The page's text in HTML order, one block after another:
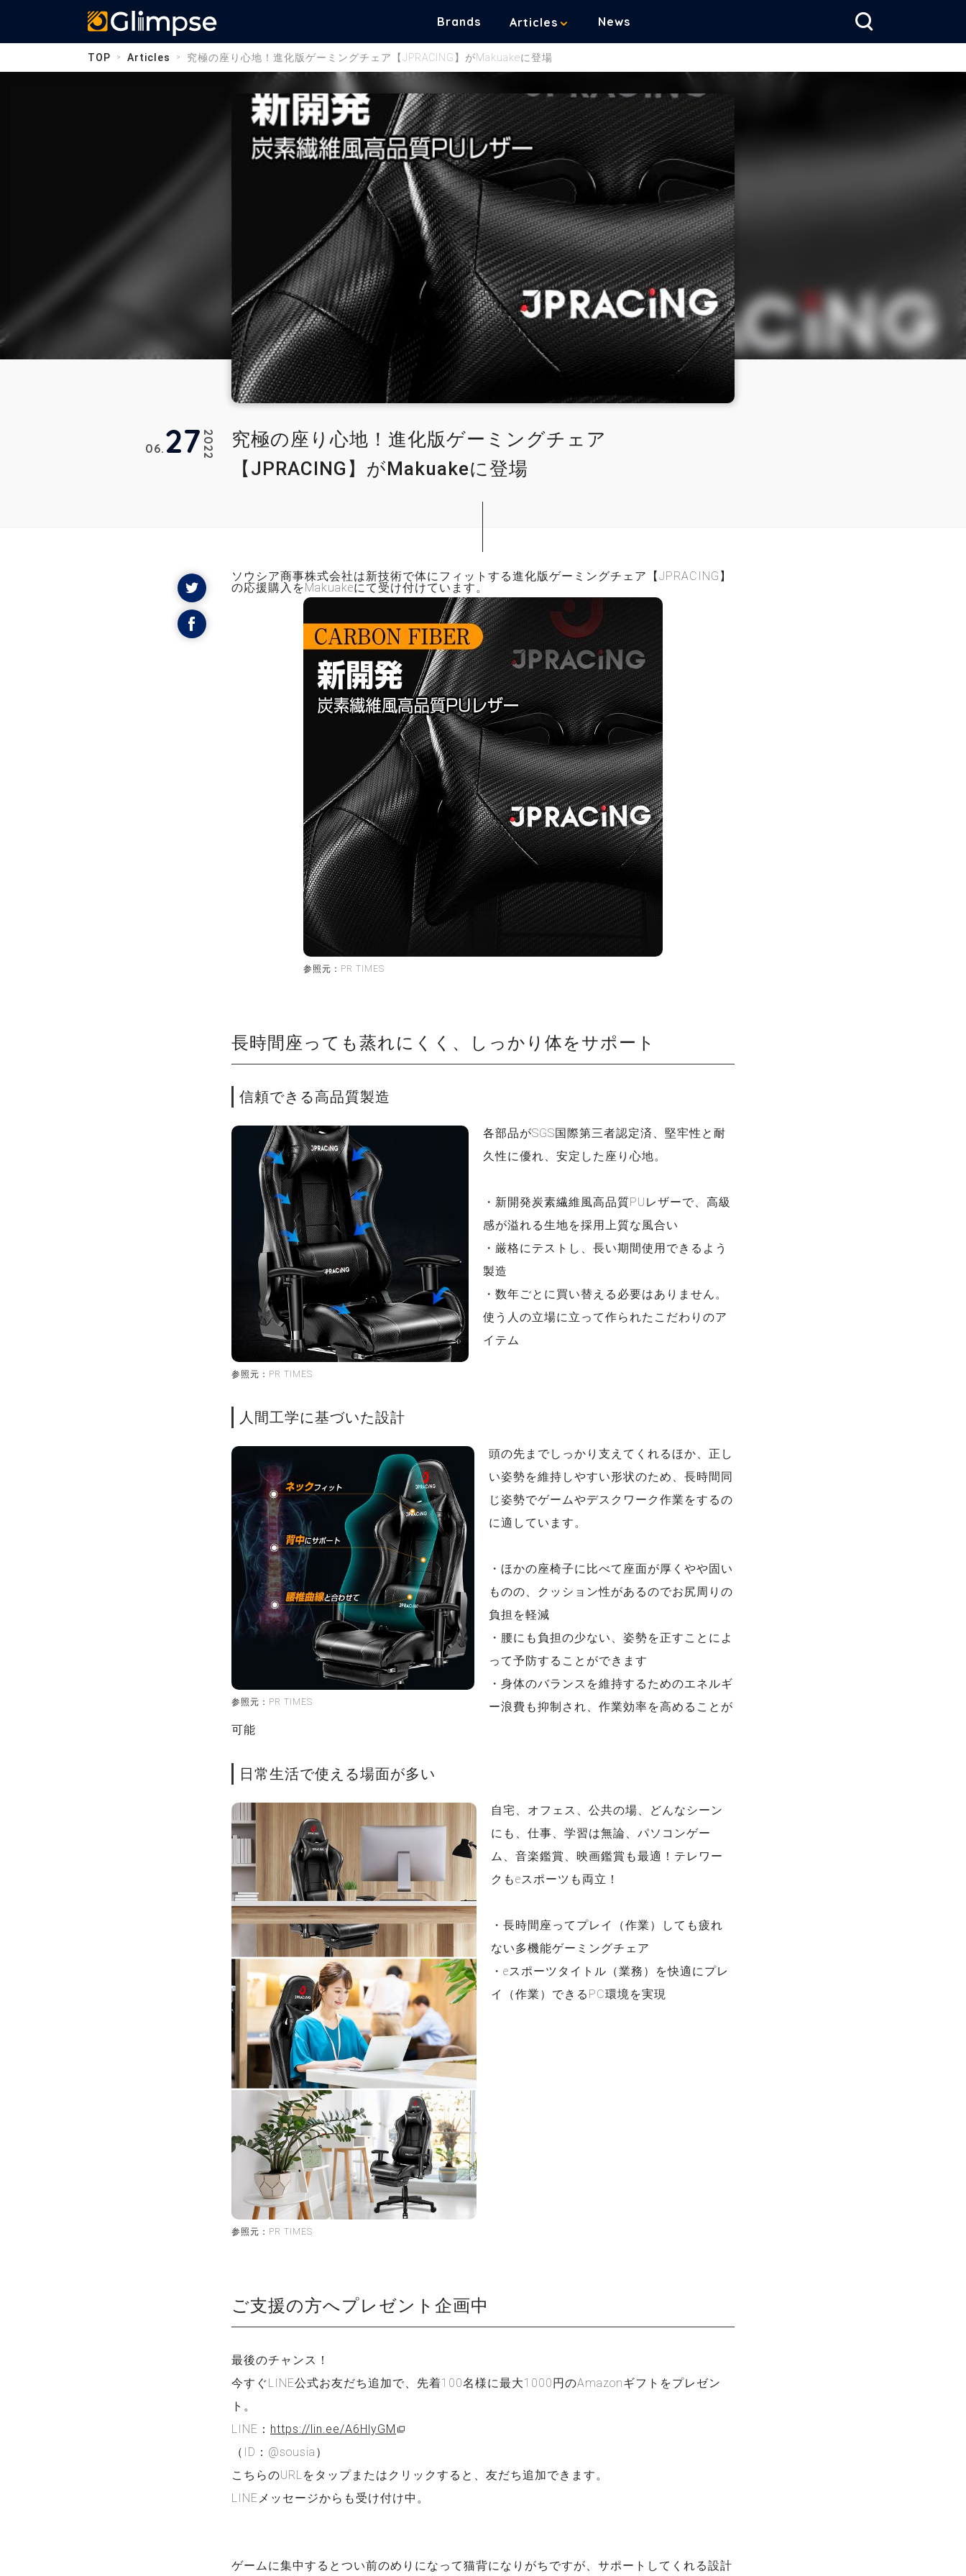
Brands Articles News
TOP Articles 究極の座り心地！進化版ゲーミングチェア【JPRACING】がMakuakeに登場
究極の座り心地！進化版ゲーミングチェア
【JPRACING】がMakuakeに登場
2022
06 27
ソウシア商事株式会社は新技術で体にフィットする進化版ゲーミングチェア【JPRACING】
の応援購入をMakuakeにて受け付けています。
参照元：PR TIMES
長時間座っても蒸れにくく、しっかり体をサポート
信頼できる高品質製造
参照元：PR TIMES
各部品がSGS国際第三者認定済、堅牢性と耐
久性に優れ、安定した座り心地。
・新開発炭素繊維風高品質PUレザーで、高級
感が溢れる生地を採用上質な風合い
・厳格にテストし、長い期間使用できるよう
製造
・数年ごとに買い替える必要はありません。
使う人の立場に立って作られたこだわりのア
イテム
人間工学に基づいた設計
参照元：PR TIMES
頭の先までしっかり支えてくれるほか、正し
い姿勢を維持しやすい形状のため、長時間同
じ姿勢でゲームやデスクワーク作業をするの
に適しています。
・ほかの座椅子に比べて座面が厚くやや固い
ものの、クッション性があるのでお尻周りの
負担を軽減
・腰にも負担の少ない、姿勢を正すことによ
って予防することができます
・身体のバランスを維持するためのエネルギ
ー浪費も抑制され、作業効率を高めることが
可能
日常生活で使える場面が多い
参照元：PR TIMES
自宅、オフェス、公共の場、どんなシーン
にも、仕事、学習は無論、パソコンゲー
ム、音楽鑑賞、映画鑑賞も最適！テレワー
クもeスポーツも両立！
・長時間座ってプレイ（作業）しても疲れ
ない多機能ゲーミングチェア
・eスポーツタイトル（業務）を快適にプレ
イ（作業）できるPC環境を実現
ご支援の方へプレゼント企画中
最後のチャンス！
今すぐLINE公式お友だち追加で、先着100名様に最大1000円のAmazonギフトをプレゼン
ト。
LINE： https://lin.ee/A6HlyGM
（ID：@sousia）
こちらのURLをタップまたはクリックすると、友だち追加できます。
LINEメッセージからも受け付け中。
ゲームに集中するとつい前のめりになって猫背になりがちですが、サポートしてくれる設計